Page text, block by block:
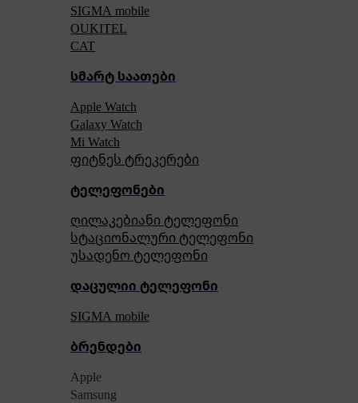
SIGMA mobile
OUKITEL
CAT
სმარტ საათები
Apple Watch
Galaxy Watch
Mi Watch
ფიტნეს ტრეკერები
ტელეფონები
ღილაკებიანი ტელეფონი
სტაციონალური ტელეფონი
უსადენო ტელეფონი
დაცულიი ტელეფონი
SIGMA mobile
ბრენდები
Apple
Samsung